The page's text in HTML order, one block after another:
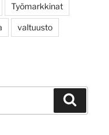
Työmarkkinat
valtuusto